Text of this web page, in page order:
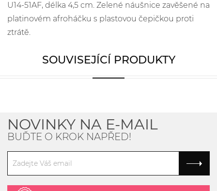
U14-51AF, délka 4,5 cm. Zelené náušnice zavěšené na
platinovém afroháčku s plastovou čepičkou proti
ztrátě.
SOUVISEJÍCÍ PRODUKTY
NOVINKY NA E-MAIL
BUĎTE O KROK NAPŘED!